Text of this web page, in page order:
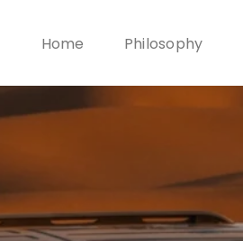
Home Philosophy